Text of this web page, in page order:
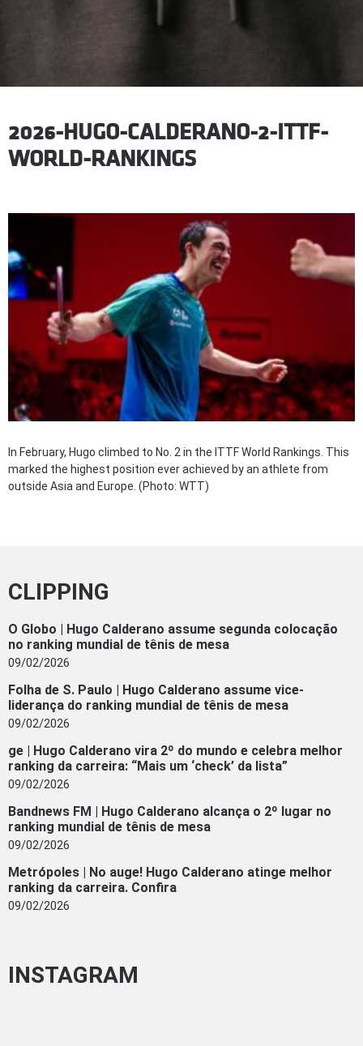
2026-HUGO-CALDERANO-2-ITTF-
WORLD-RANKINGS
In February, Hugo climbed to No. 2 in the ITTF World Rankings. This
marked the highest position ever achieved by an athlete from
outside Asia and Europe. (Photo: WTT)
CLIPPING
O Globo | Hugo Calderano assume segunda colocação
no ranking mundial de tênis de mesa
09/02/2026
Folha de S. Paulo | Hugo Calderano assume vice-
liderança do ranking mundial de tênis de mesa
09/02/2026
ge | Hugo Calderano vira 2º do mundo e celebra melhor
ranking da carreira: “Mais um ‘check’ da lista”
09/02/2026
Bandnews FM | Hugo Calderano alcança o 2º lugar no
ranking mundial de tênis de mesa
09/02/2026
Metrópoles | No auge! Hugo Calderano atinge melhor
ranking da carreira. Confira
09/02/2026
INSTAGRAM